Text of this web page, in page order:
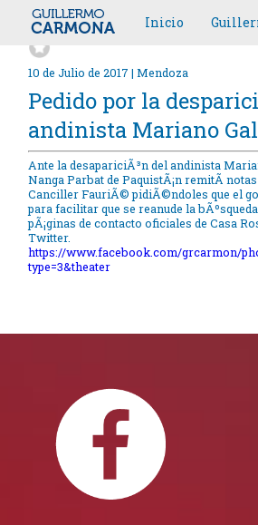
Inicio
10 de Julio de 2017 | Mendoza
Pedido por la
andinista Mariano
Ante la desapariciÃ³n del andinista
Nanga Parbat de PaquistÃ¡n remitÃ­
Canciller FauriÃ© pidiÃ©ndoles que el
para facilitar que se reanude la
pÃ¡ginas de contacto oficiales de Casa
Twitter.
https://www.facebook.com/grcarmon/
type=3&theater